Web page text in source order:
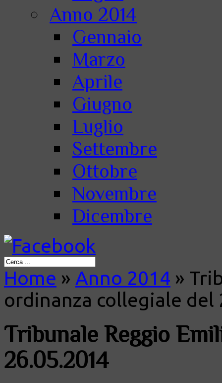
Anno 2014
Gennaio
Marzo
Aprile
Giugno
Luglio
Settembre
Ottobre
Novembre
Dicembre
Home » Anno 2014 »
ordinanza collegiale del
Tribunale Reggio
26.05.2014